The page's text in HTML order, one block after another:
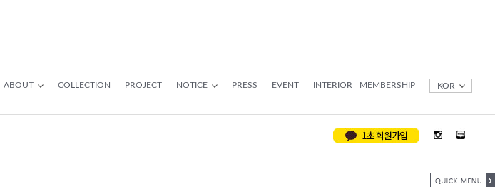
ABOUT COLLECTION PROJECT NOTICE PRESS EVENT INTERIOR MEMBERSHIP KOR